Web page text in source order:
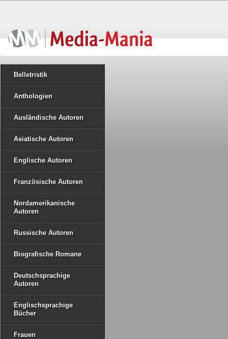
Belletristik
Anthologien
Ausländische Autoren
Asiatische Autoren
Englische Autoren
Französische Autoren
Nordamerikanische
Autoren
Russische Autoren
Biografische Romane
Deutschsprachige
Autoren
Englischsprachige
Bücher
Frauen